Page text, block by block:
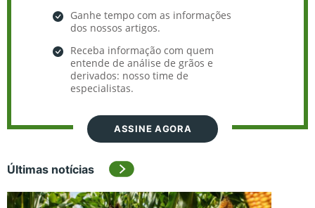
Ganhe tempo com as informações
dos nossos artigos.
Receba informação com quem
entende de análise de grãos e
derivados: nosso time de
especialistas.
ASSINE AGORA
Últimas notícias